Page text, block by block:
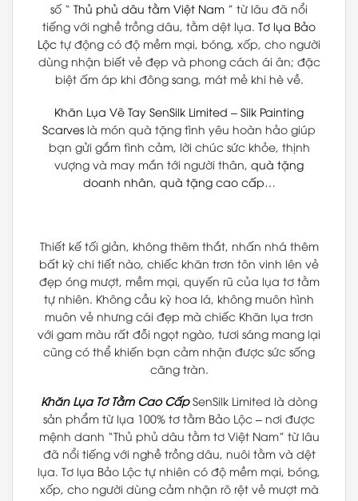
số “ Thủ phủ dâu tằm Việt Nam ” từ lâu đã nổi
tiếng với nghề trồng dâu, tằm dệt lụa. Tơ lụa Bảo
Lộc tự động có độ mềm mại, bóng, xốp, cho người
dùng nhận biết vẻ đẹp và phong cách ái ân; đặc
biệt ấm áp khi đông sang, mát mẻ khi hè về.
Khăn Lụa Vẽ Tay SenSilk Limited – Silk Painting
Scarves là món quà tặng tình yêu hoàn hảo giúp
bạn gửi gắm tình cảm, lời chúc sức khỏe, thịnh
vượng và may mắn tới người thân, quà tặng
doanh nhân quà tặng cao cấp
Thiết kế tối giản, không thêm thắt, nhấn nhá thêm
bất kỳ chi tiết nào, chiếc khăn trơn tôn vinh lên vẻ
đẹp óng mượt, mềm mại, quyến rũ của lụa tơ tằm
tự nhiên. Không cầu kỳ hoa lá, không muôn hình
muôn vẻ nhưng cái đẹp mà chiếc Khăn lụa trơn
với gam màu rất đỗi ngọt ngào, tươi sáng mang lại
cũng có thể khiến bạn cảm nhận được sức sống
căng tràn.
Khăn Lụa Tơ Tằm Cao CấpSenSilk Limited là dòng
sản phẩm từ lụa 100% tơ tằm Bảo Lộc – nơi được
mệnh danh “Thủ phủ dâu tằm tơ Việt Nam” từ lâu
đã nổi tiếng với nghề trồng dâu, nuôi tằm và dệt
lụa. Tơ lụa Bảo Lộc tự nhiên có độ mềm mại, bóng,
xốp, cho người dùng cảm nhận rõ rệt vẻ mượt mà